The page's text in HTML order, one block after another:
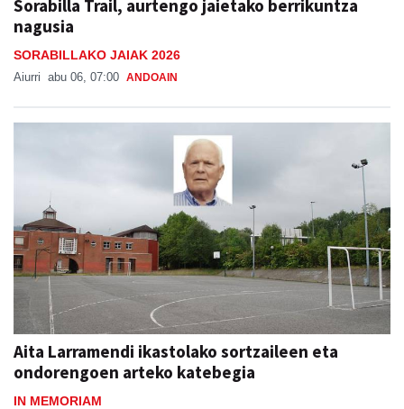
Sorabilla Trail, aurtengo jaietako berrikuntza
nagusia
SORABILLAKO JAIAK 2026
Aiurri abu 06, 07:00 ANDOAIN
Aita Larramendi ikastolako sortzaileen eta
ondorengoen arteko katebegia
IN MEMORIAM